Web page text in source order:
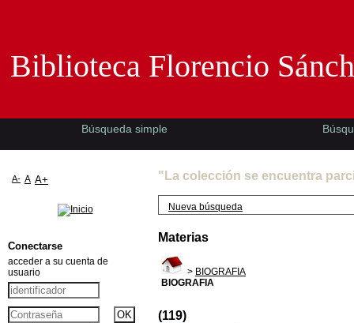
"La colección se encuentra
Nueva búsqueda
Materias
> BIOGRAFIA
BIOGRAFIA
(119)
Biblioteca Florencio
Búsqueda simple
A- A A+
Conectarse
acceder a su cuenta de
usuario